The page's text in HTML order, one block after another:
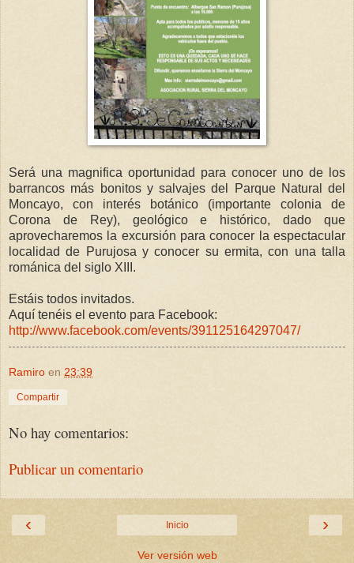
Será una magnifica oportunidad para conocer uno de los
barrancos más bonitos y salvajes del Parque Natural del
Moncayo, con interés botánico (importante colonia de
Corona de Rey), geológico e histórico, dado que
aprovecharemos la excursión para conocer la espectacular
localidad de Purujosa y conocer su ermita, con una talla
románica del siglo XIII.
Estáis todos invitados.
Aquí tenéis el evento para Facebook:
http://www.facebook.com/events/391125164297047/
Ramiro en 23:39
Compartir
No hay comentarios:
Publicar un comentario
‹ ›
Inicio
Ver versión web